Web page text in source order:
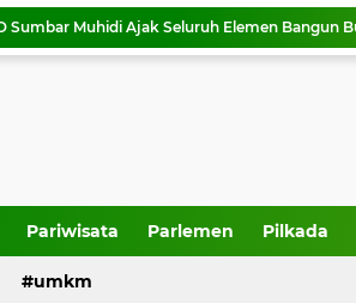
Pariwisata Parlemen Pilkada
umkm